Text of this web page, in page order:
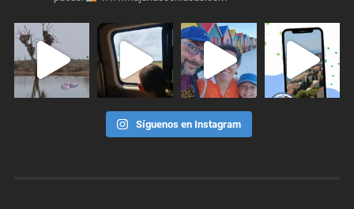
Síguenos en Instagram